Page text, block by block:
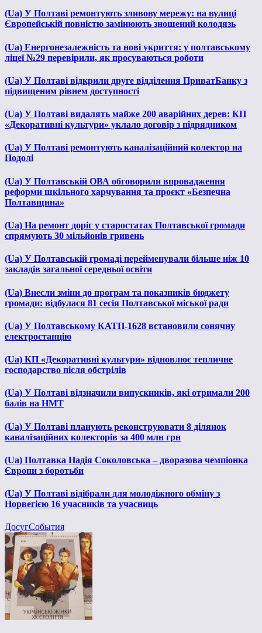
(Ua) У Полтаві ремонтують зливову мережу: на вулиці
Європейській повністю замінюють зношений колодязь
(Ua) Енергонезалежність та нові укриття: у полтавському
ліцеї №29 перевірили, як просуваються роботи
(Ua) У Полтаві відкрили друге відділення ПриватБанку з
підвищеним рівнем доступності
(Ua) У Полтаві видалять майже 200 аварійних дерев: КП
«Декоративні культури» уклало договір з підрядником
(Ua) У Полтаві ремонтують каналізаційний колектор на
Подолі
(Ua) У Полтавській ОВА обговорили впровадження
реформи шкільного харчування та проєкт «Безпечна
Полтавщина»
(Ua) На ремонт доріг у старостатах Полтавської громади
спрямують 30 мільйонів гривень
(Ua) У Полтавській громаді перейменували більше ніж 10
закладів загальної середньої освіти
(Ua) Внесли зміни до програм та показників бюджету
громади: відбулася 81 сесія Полтавської міської ради
(Ua) У Полтавському КАТП-1628 встановили сонячну
електростанцію
(Ua) КП «Декоративні культури» відновлює тепличне
господарство після обстрілів
(Ua) У Полтаві відзначили випускників, які отримали 200
балів на НМТ
(Ua) У Полтаві планують реконструювати 8 ділянок
каналізаційних колекторів за 400 млн грн
(Ua) Полтавка Надія Соколовська – дворазова чемпіонка
Європи з боротьби
(Ua) У Полтаві відібрали для молодіжного обміну з
Норвегією 16 учасників та учасниць
ДосугСобытия